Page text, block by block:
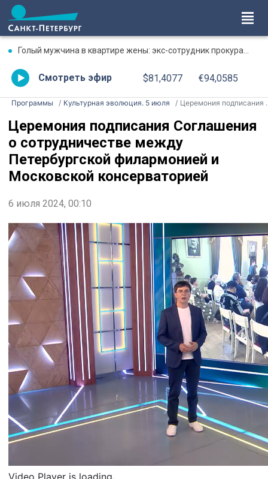
Голый мужчина в квартире жены: экс-сотрудник прокуратуры рассказал, почему совершил убийство
Смотреть эфир $81,4077 €94,0585
Программы Культурная эволюция. 5 июля Церемония подписания Соглашения о сотрудничестве между Петербургской филармонией и Московской консерваторией
Церемония подписания Соглашения
о сотрудничестве между
Петербургской филармонией и
Московской консерваторией
6 июля 2024, 00:10
Video Player is loading.